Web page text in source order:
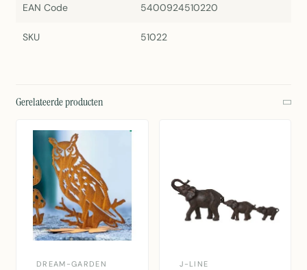
EAN Code 5400924510220
SKU 51022
Gerelateerde producten
DREAM-GARDEN J-LINE